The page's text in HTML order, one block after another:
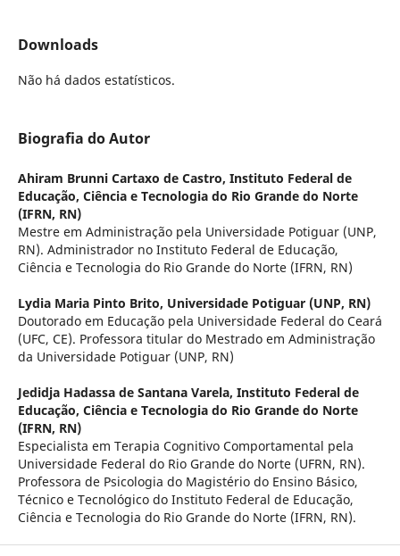
Downloads
Não há dados estatísticos.
Biografia do Autor
Ahiram Brunni Cartaxo de Castro, Instituto Federal de
Educação, Ciência e Tecnologia do Rio Grande do Norte
(IFRN, RN)
Mestre em Administração pela Universidade Potiguar (UNP,
RN). Administrador no Instituto Federal de Educação,
Ciência e Tecnologia do Rio Grande do Norte (IFRN, RN)
Lydia Maria Pinto Brito, Universidade Potiguar (UNP, RN)
Doutorado em Educação pela Universidade Federal do Ceará
(UFC, CE). Professora titular do Mestrado em Administração
da Universidade Potiguar (UNP, RN)
Jedidja Hadassa de Santana Varela, Instituto Federal de
Educação, Ciência e Tecnologia do Rio Grande do Norte
(IFRN, RN)
Especialista em Terapia Cognitivo Comportamental pela
Universidade Federal do Rio Grande do Norte (UFRN, RN).
Professora de Psicologia do Magistério do Ensino Básico,
Técnico e Tecnológico do Instituto Federal de Educação,
Ciência e Tecnologia do Rio Grande do Norte (IFRN, RN).